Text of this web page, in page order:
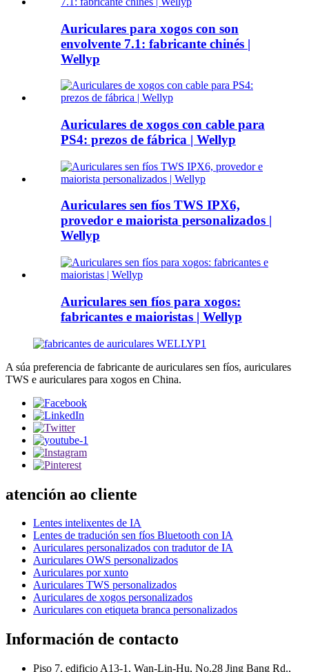
Auriculares para xogos con son
envolvente 7.1: fabricante chinés |
Wellyp
Auriculares de xogos con cable para
PS4: prezos de fábrica | Wellyp
Auriculares sen fíos TWS IPX6,
provedor e maiorista personalizados |
Wellyp
Auriculares sen fíos para xogos:
fabricantes e maioristas | Wellyp
A súa preferencia de fabricante de auriculares sen fíos, auriculares
TWS e auriculares para xogos en China.
atención ao cliente
Lentes intelixentes de IA
Lentes de tradución sen fíos Bluetooth con IA
Auriculares personalizados con tradutor de IA
Auriculares OWS personalizados
Auriculares por xunto
Auriculares TWS personalizados
Auriculares de xogos personalizados
Auriculares con etiqueta branca personalizados
Información de contacto
Piso 7, edificio A13-1, Wan-Lin-Hu, No.28 Jing Bang Rd.,